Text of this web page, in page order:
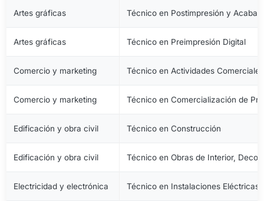
Artes gráficas Técnico en Postimpresión y
Artes gráficas Técnico en Preimpresión Digital
Comercio y marketing Técnico en Actividades Comerciales
Comercio y marketing Técnico en Comercialización de
Edificación y obra civil Técnico en Construcción
Edificación y obra civil Técnico en Obras de Interior,
Electricidad y electrónica Técnico en Instalaciones Eléctricas